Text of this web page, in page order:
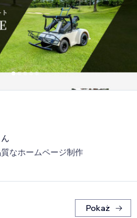
なホームページ制作
Pokaż